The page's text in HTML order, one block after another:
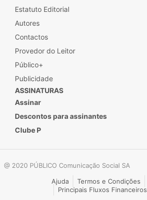
Estatuto Editorial
Autores
Contactos
Provedor do Leitor
Público+
Publicidade
ASSINATURAS
Assinar
Descontos para assinantes
Clube P
@ 2020 PÚBLICO Comunicação Social SA
Ajuda
Termos e Condições
Principais Fluxos Financeiros